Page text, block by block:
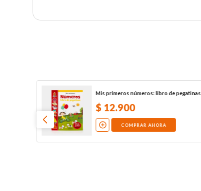
Mis primeros números: libro de pegatinas
$ 12.900
COMPRAR AHORA